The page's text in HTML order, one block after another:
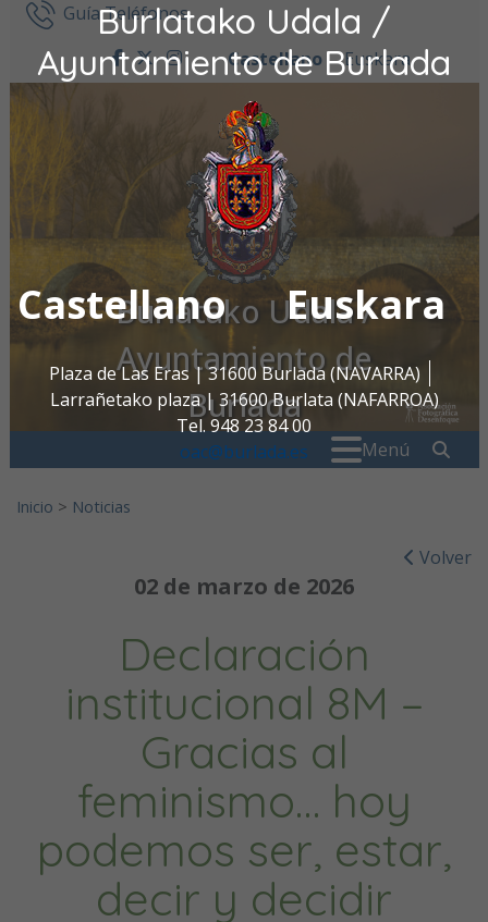
Burlatako Udala /
Ayuntamiento de Burlada
Castellano Euskara
Plaza de Las Eras | 31600 Burlada (NAVARRA)
Larrañetako plaza | 31600 Burlata (NAFARROA)
Tel. 948 23 84 00
oac@burlada.es
Ir al contenidoGuía Teléfonos
facebook
twitter
instagram
Castellano Euskara
Burlatako Udala /
Ayuntamiento de
Burlada
Menú
Inicio > Noticias
Volver
02 de marzo de 2026
Declaración
institucional 8M –
Gracias al
feminismo… hoy
podemos ser, estar,
decir y decidir